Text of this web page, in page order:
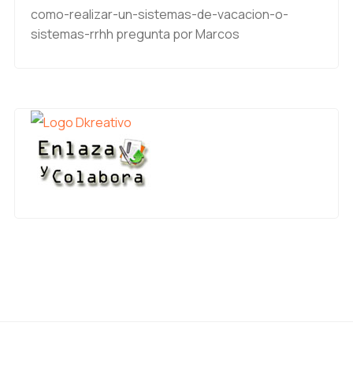
como-realizar-un-sistemas-de-vacacion-o-
sistemas-rrhh pregunta por Marcos